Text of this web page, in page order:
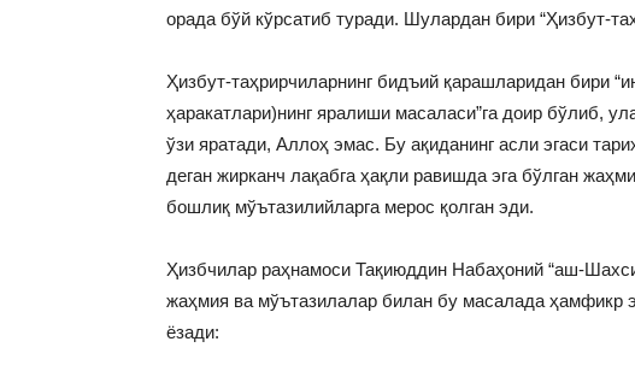
орада бўй кўрсатиб туради. Шулардан бири “Ҳизбут-
Ҳизбут-таҳрирчиларнинг бидъий қарашларидан бири
ҳаракатлари)нинг яралиши масаласи”га доир бўлиб,
ўзи яратади, Аллоҳ эмас. Бу ақиданинг асли эгаси
деган жирканч лақабга ҳақли равишда эга бўлган
бошлиқ мўътазилийларга мерос қолган эди.
Ҳизбчилар раҳнамоси Тақиюддин Набаҳоний “аш-
жаҳмия ва мўътазилалар билан бу масалада ҳамфикр
ёзади: